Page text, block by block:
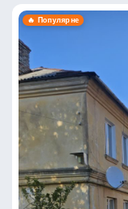
🔥 Популярне